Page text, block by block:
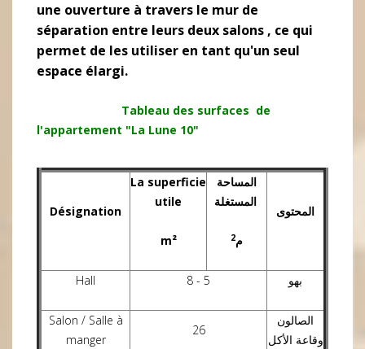
une ouverture à travers le mur de
séparation entre leurs deux salons , ce qui
permet de les utiliser en tant qu'un seul
espace élargi.
Tableau des surfaces de
l'appartement "La Lune 10"
Désignation
La superficie
utile
m²
المساحة
المستغلة
م2
المحتوى
Hall 8 - 5 بهو
Salon / Salle à
manger
26
الصالون
وقاعة الأكل